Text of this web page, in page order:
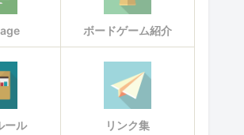
ボードゲーム紹介
ール リンク集